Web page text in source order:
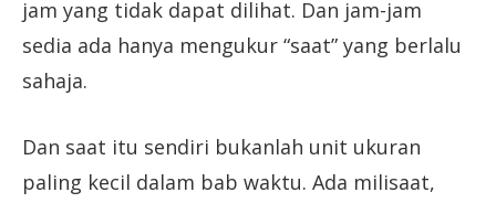
jam yang tidak dapat dilihat. Dan jam-jam
sedia ada hanya mengukur “saat” yang berlalu
sahaja.
Dan saat itu sendiri bukanlah unit ukuran
paling kecil dalam bab waktu. Ada milisaat,